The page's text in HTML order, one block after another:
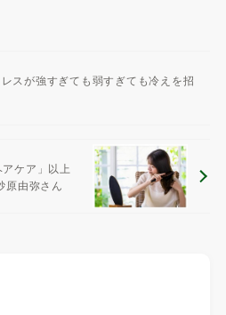
レスが強すぎても弱すぎても冷えを招
ケア」以上
原由弥さん